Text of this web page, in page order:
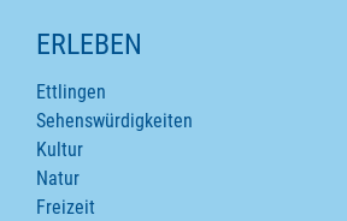
ERLEBEN
Ettlingen
Sehenswürdigkeiten
Kultur
Natur
Freizeit